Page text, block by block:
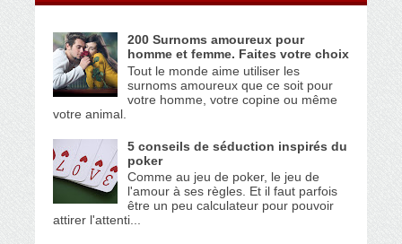
200 Surnoms amoureux pour
homme et femme. Faites votre choix
Tout le monde aime utiliser les
surnoms amoureux que ce soit pour
votre homme, votre copine ou même
votre animal.
5 conseils de séduction inspirés du
poker
Comme au jeu de poker, le jeu de
l'amour à ses règles. Et il faut parfois
être un peu calculateur pour pouvoir
attirer l'attenti...